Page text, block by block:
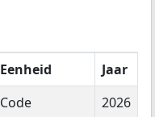
Eenheid
Jaar
Code
2026